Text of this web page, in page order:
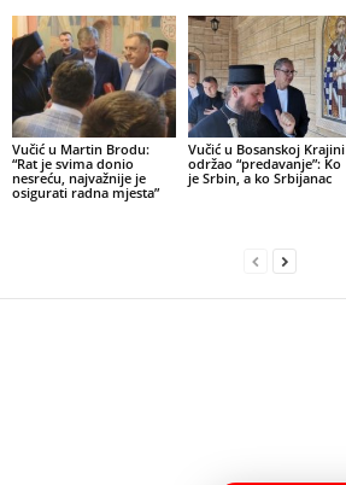
Vučić u Martin Brodu:
“Rat je svima donio
nesreću, najvažnije je
osigurati radna mjesta”
Vučić u Bosanskoj Krajini
održao “predavanje”: Ko
je Srbin, a ko Srbijanac